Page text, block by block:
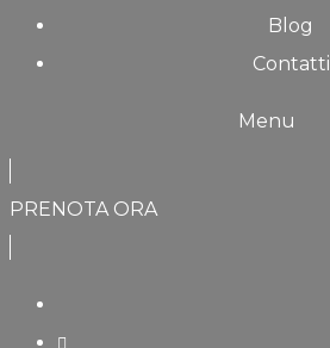
Blog
Contatti
Menu
PRENOTA ORA